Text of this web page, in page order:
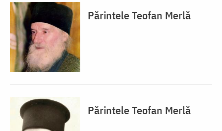
Părintele Teofan Merlă
Părintele Teofan Merlă